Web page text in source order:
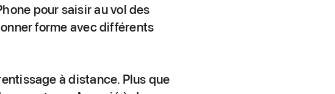
pour saisir au vol des
forme avec différents
à distance. Plus que